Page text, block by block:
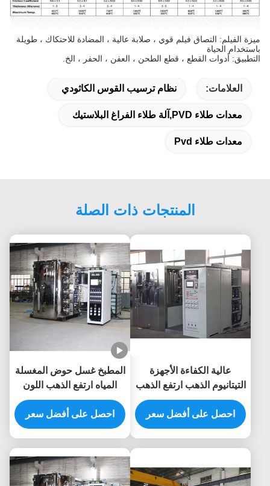
ميزة الفيلم: التصاق فيلم قوي ، صلابة عالية ، المضادة للاحتكاك ، طويلة
باستخدام الحياة
التطبيق: أدوات القطع ، قطع الطحن ، العفن ، الحفر ، الخ.
العلامات: نظام ترسيب القوس الكاثودي
معدات طلاء PVD,آلة طلاء الفراغ البلاستيك
معدات طلاء Pvd
المنتجات ذات الصلة
عالية الكفاءة الأجهزة
التيتانيوم الذهب ارتفع الذهب
الأسود اللون PVD معدات
ترسيب القوس الكاثودي
احصل على أفضل سعر
المطبخ غسل حوض المغسلة
المياه ارتفع الذهب اللون
الأسود اللون PVD آلة طلاء
الفراغ
احصل على أفضل سعر